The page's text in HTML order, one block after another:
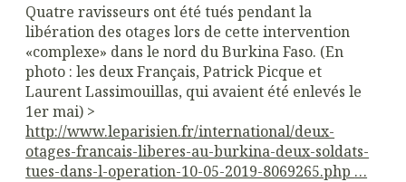
Quatre ravisseurs ont été tués pendant la
libération des otages lors de cette intervention
«complexe» dans le nord du Burkina Faso. (En
photo : les deux Français, Patrick Picque et
Laurent Lassimouillas, qui avaient été enlevés le
1er mai) >
http://www.leparisien.fr/international/deux-
otages-francais-liberes-au-burkina-deux-soldats-
tues-dans-l-operation-10-05-2019-8069265.php …